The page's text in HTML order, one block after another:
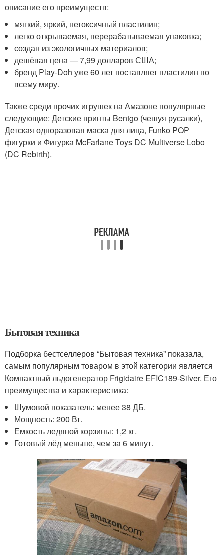
описание его преимуществ:
мягкий, яркий, нетоксичный пластилин;
легко открываемая, перерабатываемая упаковка;
создан из экологичных материалов;
дешёвая цена — 7,99 долларов США;
бренд Play-Doh уже 60 лет поставляет пластилин по
всему миру.
Также среди прочих игрушек на Амазоне популярные
следующие: Детские принты Bentgo (чешуя русалки),
Детская одноразовая маска для лица, Funko POP
фигурки и Фигурка McFarlane Toys DC Multiverse Lobo
(DC Rebirth).
Бытовая техника
Подборка бестселлеров “Бытовая техника” показала,
самым популярным товаром в этой категории является
Компактный льдогенератор Frigidaire EFIC189-Silver. Его
преимущества и характеристика:
Шумовой показатель: менее 38 ДБ.
Мощность: 200 Вт.
Емкость ледяной корзины: 1,2 кг.
Готовый лёд меньше, чем за 6 минут.